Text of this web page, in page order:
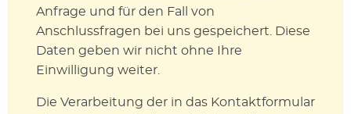
Anfrage und für den Fall von
Anschlussfragen bei uns gespeichert. Diese
Daten geben wir nicht ohne Ihre
Einwilligung weiter.
Die Verarbeitung der in das Kontaktformular